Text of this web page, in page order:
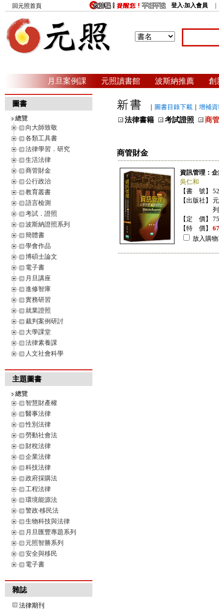
回元照首頁 登入‧加入會員
月旦案例課 元照讀書館 波斯納推薦 創
圖書
總覽
向大師致敬
各類工具書
法律學習．研究
生活法律
商管財金
公行政治
教育叢書
語言檢測
考試．證照
波斯納證照系列
簡體書
學會作品
博碩士論文
電子書
月旦講座
進修智庫
實務研習
就業證照
裁判案例研討
大學課堂
法律素養課
人文社會科學
主題圖書
總覽
智慧財產權
醫事法律
性別法律
勞動社會法
財稅法律
企業法律
科技法律
政府採購法
工程法律
環境能源法
警政‧移民法
生物科技與法律
月旦匯豐專題系列
元照智勝系列
安全與移民
電子書
雜誌
法律期刊
｜ 圖書目錄下載 ｜ 增補
法律書籍 考試證照 商
商管財金
資訊管理：
吳仁和
【書 號】
【出版社】
【定 價】
【特 價】
放入購